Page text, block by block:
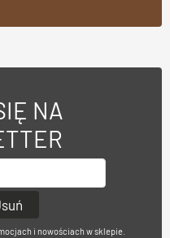
NA
i nowościach w sklepie.